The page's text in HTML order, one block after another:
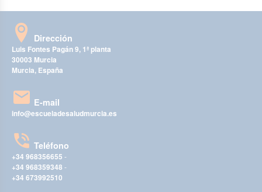
Dirección
Luis Fontes Pagán 9, 1ª planta
30003 Murcia
Murcia, España
E-mail
info@escueladesaludmurcia.es
Teléfono
+34 968356655 -
+34 968359348 -
+34 673992510